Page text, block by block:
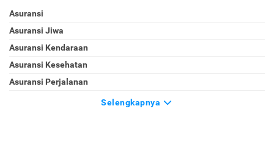
Asuransi
Asuransi Jiwa
Asuransi Kendaraan
Asuransi Kesehatan
Asuransi Perjalanan
Selengkapnya